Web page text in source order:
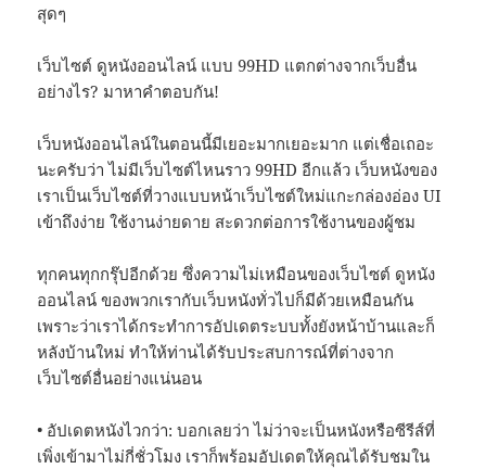
สุดๆ
เว็บไซต์ ดูหนังออนไลน์ แบบ 99HD แตกต่างจากเว็บอื่น
อย่างไร? มาหาคำตอบกัน!
เว็บหนังออนไลน์ในตอนนี้มีเยอะมากเยอะมาก แต่เชื่อเถอะ
นะครับว่า ไม่มีเว็บไซต์ไหนราว 99HD อีกแล้ว เว็บหนังของ
เราเป็นเว็บไซต์ที่วางแบบหน้าเว็บไซต์ใหม่แกะกล่องอ่อง UI
เข้าถึงง่าย ใช้งานง่ายดาย สะดวกต่อการใช้งานของผู้ชม
ทุกคนทุกกรุ๊ปอีกด้วย ซึ่งความไม่เหมือนของเว็บไซต์ ดูหนัง
ออนไลน์ ของพวกเรากับเว็บหนังทั่วไปก็มีด้วยเหมือนกัน
เพราะว่าเราได้กระทำการอัปเดตระบบทั้งยังหน้าบ้านและก็
หลังบ้านใหม่ ทำให้ท่านได้รับประสบการณ์ที่ต่างจาก
เว็บไซต์อื่นอย่างแน่นอน
• อัปเดตหนังไวกว่า: บอกเลยว่า ไม่ว่าจะเป็นหนังหรือซีรีส์ที่
เพิ่งเข้ามาไม่กี่ชั่วโมง เราก็พร้อมอัปเดตให้คุณได้รับชมใน